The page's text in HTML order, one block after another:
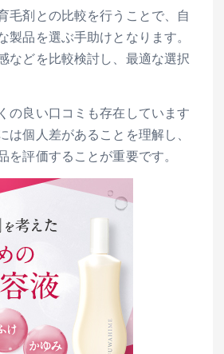
毛剤との比較を行うことで、自
製品を選ぶ手助けとなります。
などを比較検討し、最適な選択
の良い口コミも存在しています
は個人差があることを理解し、
を評価することが重要です。